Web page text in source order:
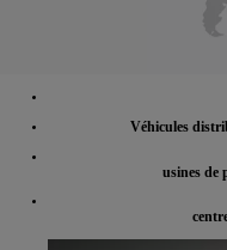
Véhicules
usines de